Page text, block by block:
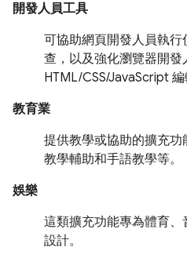
開發人員工具
可協助網頁開發人員執
查，以及強化瀏覽器開
HTML/CSS/JavaScript 編
教育業
提供教學或協助的擴充功
教學輔助和手語教學等。
娛樂
這類擴充功能專為體育
設計。